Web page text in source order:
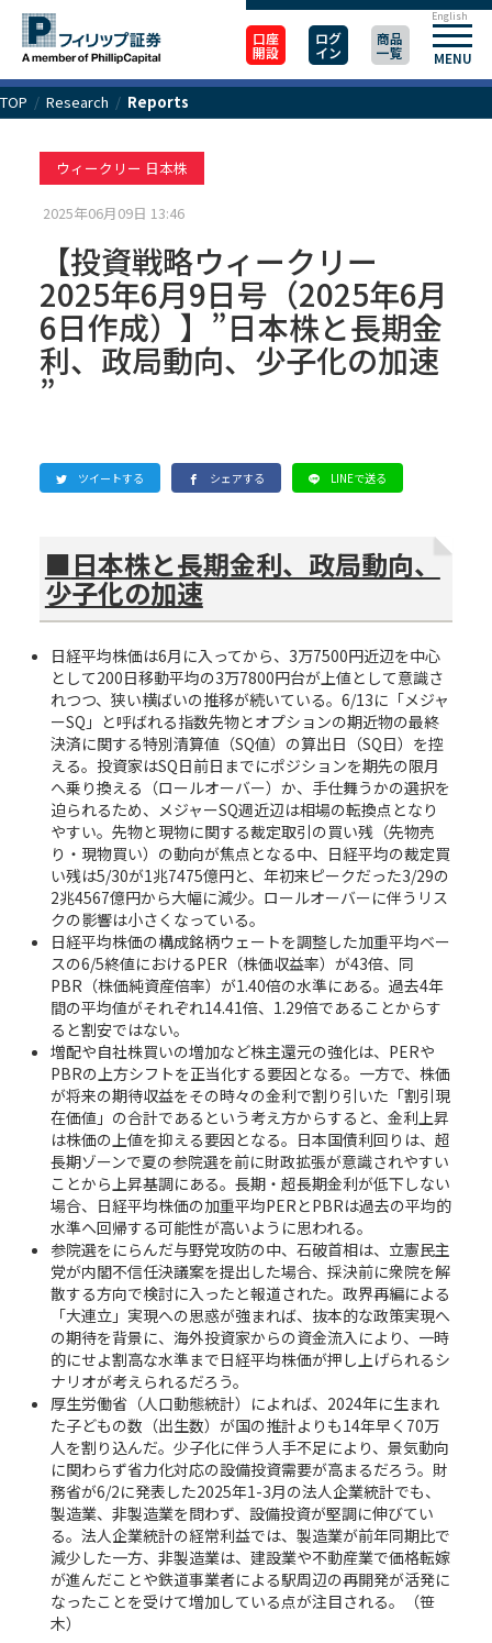
口座
開設
ログ
イン
商品
一覧 MENU
English
TOP / Research / Reports
ウィークリー 日本株
2025年06月09日 13:46
【投資戦略ウィークリー
2025年6月9日号（2025年6月
6日作成）】”日本株と長期金
利、政局動向、少子化の加速
”
ツイートする シェアする LINEで送る
■日本株と長期金利、政局動向、
少子化の加速
日経平均株価は6月に入ってから、3万7500円近辺を中心
として200日移動平均の3万7800円台が上値として意識さ
れつつ、狭い横ばいの推移が続いている。6/13に「メジャ
ーSQ」と呼ばれる指数先物とオプションの期近物の最終
決済に関する特別清算値（SQ値）の算出日（SQ日）を控
える。投資家はSQ日前日までにポジションを期先の限月
へ乗り換える（ロールオーバー）か、手仕舞うかの選択を
迫られるため、メジャーSQ週近辺は相場の転換点となり
やすい。先物と現物に関する裁定取引の買い残（先物売
り・現物買い）の動向が焦点となる中、日経平均の裁定買
い残は5/30が1兆7475億円と、年初来ピークだった3/29の
2兆4567億円から大幅に減少。ロールオーバーに伴うリス
クの影響は小さくなっている。
日経平均株価の構成銘柄ウェートを調整した加重平均ベー
スの6/5終値におけるPER（株価収益率）が43倍、同
PBR（株価純資産倍率）が1.40倍の水準にある。過去4年
間の平均値がそれぞれ14.41倍、1.29倍であることからす
ると割安ではない。
増配や自社株買いの増加など株主還元の強化は、PERや
PBRの上方シフトを正当化する要因となる。一方で、株価
が将来の期待収益をその時々の金利で割り引いた「割引現
在価値」の合計であるという考え方からすると、金利上昇
は株価の上値を抑える要因となる。日本国債利回りは、超
長期ゾーンで夏の参院選を前に財政拡張が意識されやすい
ことから上昇基調にある。長期・超長期金利が低下しない
場合、日経平均株価の加重平均PERとPBRは過去の平均的
水準へ回帰する可能性が高いように思われる。
参院選をにらんだ与野党攻防の中、石破首相は、立憲民主
党が内閣不信任決議案を提出した場合、採決前に衆院を解
散する方向で検討に入ったと報道された。政界再編による
「大連立」実現への思惑が強まれば、抜本的な政策実現へ
の期待を背景に、海外投資家からの資金流入により、一時
的にせよ割高な水準まで日経平均株価が押し上げられるシ
ナリオが考えられるだろう。
厚生労働省（人口動態統計）によれば、2024年に生まれ
た子どもの数（出生数）が国の推計よりも14年早く70万
人を割り込んだ。少子化に伴う人手不足により、景気動向
に関わらず省力化対応の設備投資需要が高まるだろう。財
務省が6/2に発表した2025年1-3月の法人企業統計でも、
製造業、非製造業を問わず、設備投資が堅調に伸びてい
る。法人企業統計の経常利益では、製造業が前年同期比で
減少した一方、非製造業は、建設業や不動産業で価格転嫁
が進んだことや鉄道事業者による駅周辺の再開発が活発に
なったことを受けて増加している点が注目される。（笹
木）